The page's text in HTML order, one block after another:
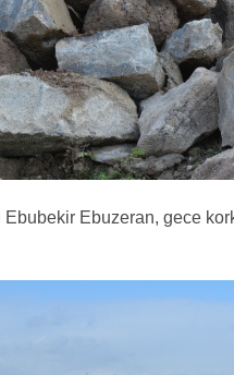
Ebuzeran, gece